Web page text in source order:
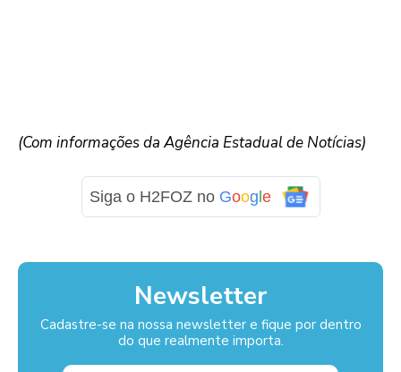
(Com informações da Agência Estadual de Notícias)
Siga o H2FOZ no Google
Newsletter
Cadastre-se na nossa newsletter e fique por dentro
do que realmente importa.